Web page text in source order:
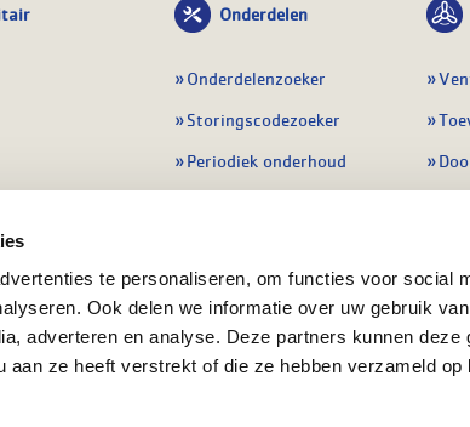
te personaliseren, om functies voor social
Ook delen we informatie over uw gebruik
adverteren en analyse. Deze partners kunnen deze
aan ze heeft verstrekt of die ze hebben verzameld op
Onderdelen
Onderdelenzoeker
Storingscodezoeker
Periodiek onderhoud
Preventie & detectie
Alle onderdelen